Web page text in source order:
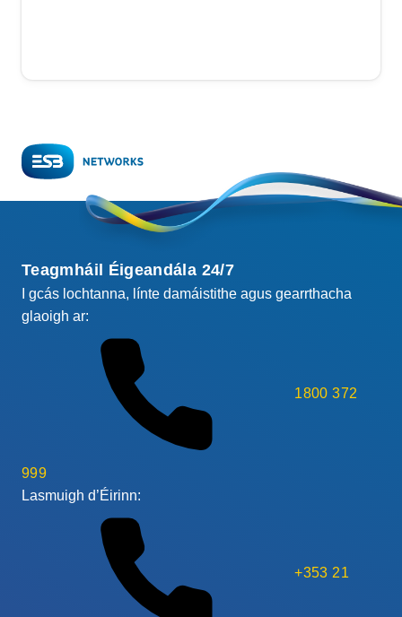
Teagmháil Éigeandála 24/7
I gcás lochtanna, línte damáistithe agus gearrthacha
glaoigh ar:
1800 372
999
Lasmuigh d’Éirinn:
+353 21